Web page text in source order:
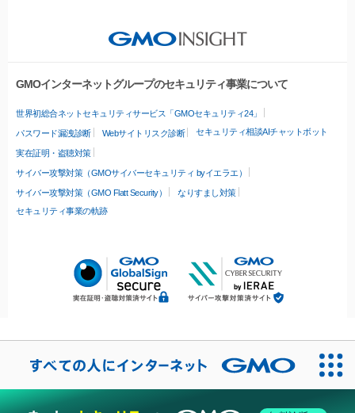
GMOインターネットグループのセキュリティ事業について
世界初総合ネットセキュリティサービス「GMOセキュリティ24」
パスワード漏洩診断 Webサイトリスク診断 セキュリティ相談AIチャットボット
実在証明・盗聴対策
サイバー攻撃対策（GMOサイバーセキュリティ byイエラエ）
サイバー攻撃対策（GMO Flatt Security）
なりすまし対策
セキュリティ事業の軌跡